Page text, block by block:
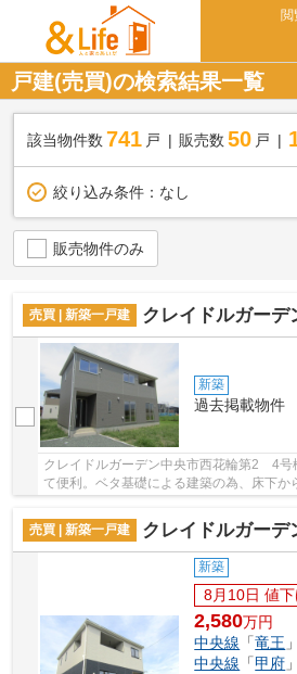
閲
戸建(売買)の検索結果一覧
該当物件数 741 戸 販売数 50 戸
絞り込み条件： なし
販売物件のみ
売買 | 新築一戸建 クレイドルガーデン中央
新築
過去掲載物件
クレイドルガーデン中央市西花輪第2 4号
て便利。ベタ基礎による建築の為、床下か
売買 | 新築一戸建
クレイドルガーデン甲
新築
8月10日 値
2,580万円
中央線 「竜王
中央線 「甲府